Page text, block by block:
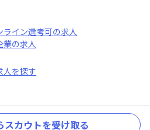
ライン選考可の求人
業の求人
人を探す
スカウトを受け取る